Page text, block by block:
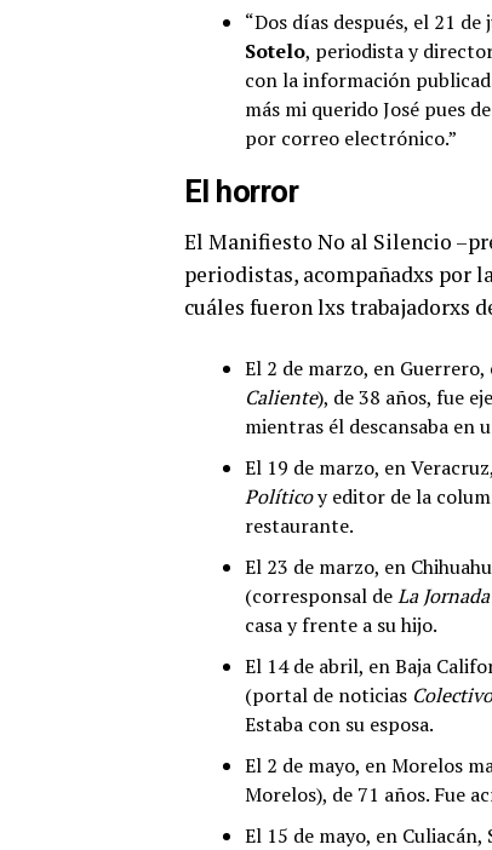
“Dos días después, el 21
Sotelo, periodista y
con la información
más mi querido José pues
por correo electrónico.”
El horror
El Manifiesto No al Silencio
periodistas, acompañadxs por
cuáles fueron lxs trabajadorxs
El 2 de marzo, en
Caliente), de 38 años, fue
mientras él descansaba en
El 19 de marzo, en
Políticoy editor de la
restaurante.
El 23 de marzo, en
(corresponsal deLa Jornada
casa y frente a su hijo.
El 14 de abril, en Baja
(portal de noticias
Estaba con su esposa.
El 2 de mayo, en Morelos
Morelos), de 71 años. Fue
El 15 de mayo, en